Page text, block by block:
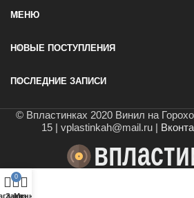
МЕНЮ
НОВЫЕ ПОСТУПЛЕНИЯ
ПОСЛЕДНИЕ ЗАПИСИ
© Впластинках 2020 Винил на
15 | vplastinkah@mail.ru |
0
Заказ
Меню